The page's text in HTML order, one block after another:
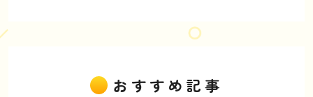
おすすめ記事